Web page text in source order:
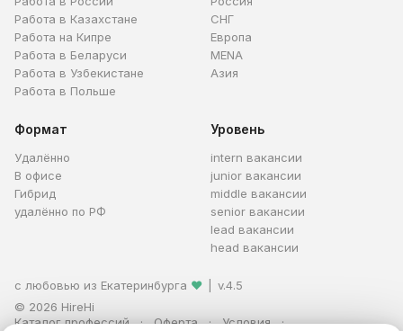
Работа в Казахстане
Работа на Кипре
Работа в Беларуси
Работа в Узбекистане
Работа в Польше
СНГ
Европа
MENA
Азия
Формат
Удалённо
В офисе
Гибрид
удалённо по РФ
Уровень
intern вакансии
junior вакансии
middle вакансии
senior вакансии
lead вакансии
head вакансии
с любовью из Екатеринбурга ❤
v.4.5
© 2026 HireHi
Каталог профессий
Оферта
Условия